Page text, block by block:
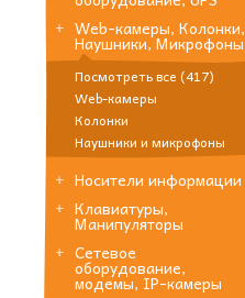
Web-камеры, Колонки,
Наушники, Микрофоны
Посмотреть все (417)
Web-камеры
Колонки
Наушники и микрофоны
Носители информации
Клавиатуры,
Манипуляторы
Сетевое
оборудование,
модемы, IP-камеры